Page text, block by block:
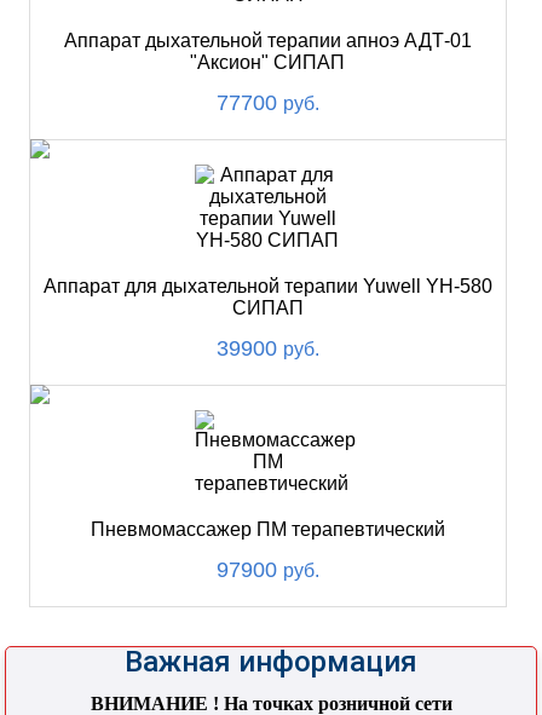
Аппарат дыхательной терапии апноэ АДТ-01
"Аксион" СИПАП
77700 руб.
Аппарат для дыхательной терапии Yuwell YH-580
СИПАП
39900 руб.
Пневмомассажер ПМ терапевтический
97900 руб.
Важная информация
ВНИМАНИЕ ! На точках розничной сети